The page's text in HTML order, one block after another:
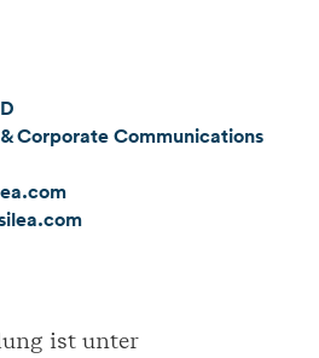
Corporate Communications
ist unter